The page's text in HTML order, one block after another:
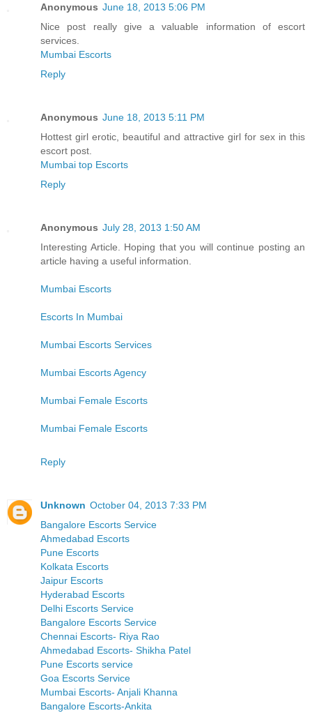
Anonymous June 18, 2013 5:06 PM
Nice post really give a valuable information of escort
services.
Mumbai Escorts
Reply
Anonymous June 18, 2013 5:11 PM
Hottest girl erotic, beautiful and attractive girl for sex in this
escort post.
Mumbai top Escorts
Reply
Anonymous July 28, 2013 1:50 AM
Interesting Article. Hoping that you will continue posting an
article having a useful information.
Mumbai Escorts
Escorts In Mumbai
Mumbai Escorts Services
Mumbai Escorts Agency
Mumbai Female Escorts
Mumbai Female Escorts
Reply
Unknown October 04, 2013 7:33 PM
Bangalore Escorts Service
Ahmedabad Escorts
Pune Escorts
Kolkata Escorts
Jaipur Escorts
Hyderabad Escorts
Delhi Escorts Service
Bangalore Escorts Service
Chennai Escorts- Riya Rao
Ahmedabad Escorts- Shikha Patel
Pune Escorts service
Goa Escorts Service
Mumbai Escorts- Anjali Khanna
Bangalore Escorts-Ankita